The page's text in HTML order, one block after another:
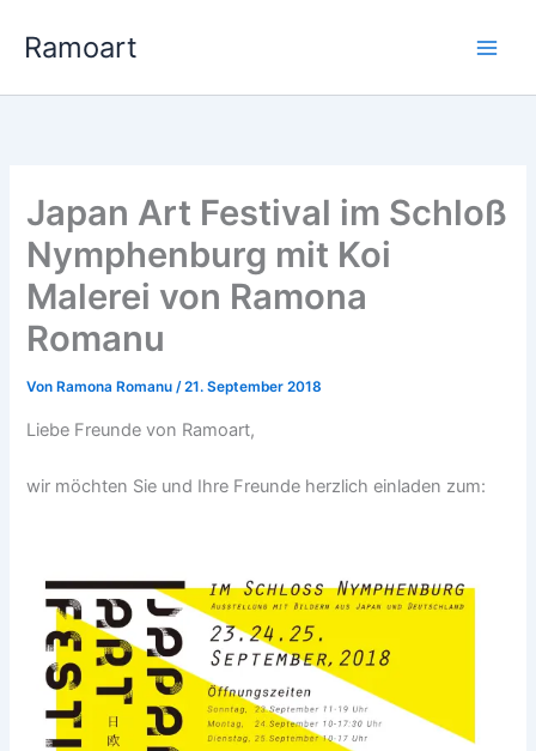
InhaltRamoart
Japan Art Festival im Schloß
Nymphenburg mit Koi
Malerei von Ramona
Romanu
Von Ramona Romanu/21. September 2018
Liebe Freunde von Ramoart,
wir möchten Sie und Ihre Freunde herzlich einladen zum: